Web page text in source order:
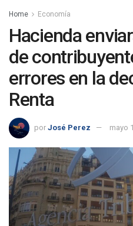
Home Economía
Hacienda
de
errores en la
Renta
por José Perez mayo